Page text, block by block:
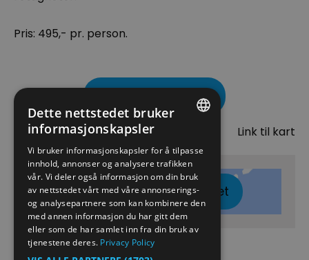
Pris: 495,- pr. person.
Kart Link til kart
Klikk her for å vise kartet
NORWEGIAN
GERMAN
Dette nettstedet bruker
informasjonskapsler
Vi bruker informasjonskapsler for å tilpasse
innhold, annonser og analysere trafikken
vår. Vi deler også informasjon om din bruk
av nettstedet vårt med våre annonserings-
og analysepartnere som kan kombinere den
med annen informasjon du har gitt dem
eller som de har samlet inn fra din bruk av
tjenestene deres. Privacy Policy